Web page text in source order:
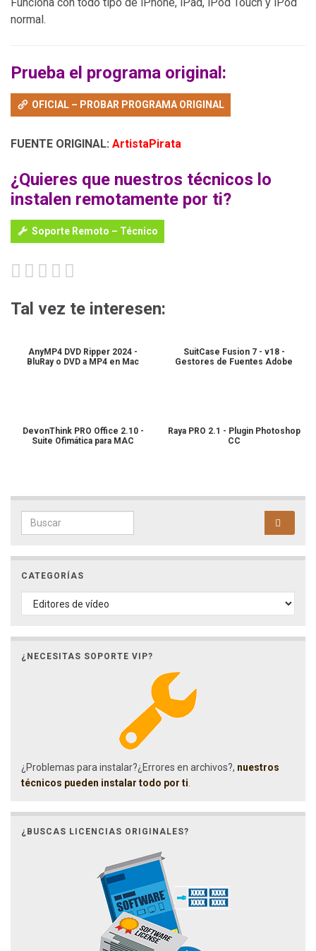
normal.
Prueba el programa original:
OFICIAL – PROBAR PROGRAMA ORIGINAL
FUENTE ORIGINAL: ArtistaPirata
¿Quieres que nuestros técnicos lo
instalen remotamente por ti?
Soporte Remoto – Técnico
Tal vez te interesen:
AnyMP4 DVD Ripper 2024 -
BluRay o DVD a MP4 en Mac
SuitCase Fusion 7 - v18 -
Gestores de Fuentes Adobe
DevonThink PRO Office 2.10 -
Suite Ofimática para MAC
Raya PRO 2.1 - Plugin Photoshop
CC
Search for:
CATEGORÍAS
CATEGORÍAS
¿NECESITAS SOPORTE VIP?
¿Problemas para instalar?¿Errores en archivos?, nuestros
técnicos pueden instalar todo por ti
¿BUSCAS LICENCIAS ORIGINALES?